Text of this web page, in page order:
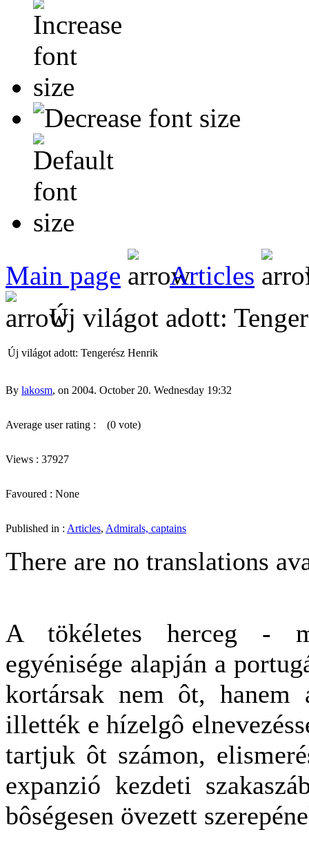
Main page Articles
Új világot adott:
Új világot adott: Tengerész Henrik
By lakosm, on 2004. October 20. Wednesday 19:32
Average user rating : (0 vote)
Views : 37927
Favoured : None
Published in : Articles, Admirals, captains
There are no translations
A tökéletes herceg -
egyénisége alapján a
kortársak nem ôt,
illették e hízelgô
tartjuk ôt számon,
expanzió kezdeti
bôségesen övezett